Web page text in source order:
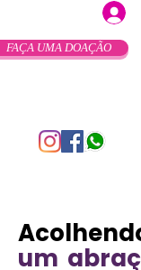
FAÇA UMA DOAÇÃO
um